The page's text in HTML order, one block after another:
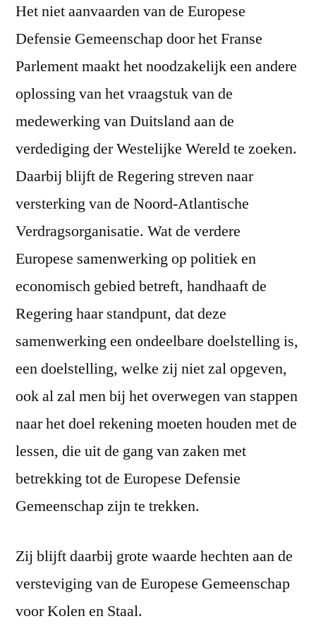
Het niet aanvaarden van de Europese
Defensie Gemeenschap door het Franse
Parlement maakt het noodzakelijk een andere
oplossing van het vraagstuk van de
medewerking van Duitsland aan de
verdediging der Westelijke Wereld te zoeken.
Daarbij blijft de Regering streven naar
versterking van de Noord-Atlantische
Verdragsorganisatie. Wat de verdere
Europese samenwerking op politiek en
economisch gebied betreft, handhaaft de
Regering haar standpunt, dat deze
samenwerking een ondeelbare doelstelling is,
een doelstelling, welke zij niet zal opgeven,
ook al zal men bij het overwegen van stappen
naar het doel rekening moeten houden met de
lessen, die uit de gang van zaken met
betrekking tot de Europese Defensie
Gemeenschap zijn te trekken.
Zij blijft daarbij grote waarde hechten aan de
versteviging van de Europese Gemeenschap
voor Kolen en Staal.